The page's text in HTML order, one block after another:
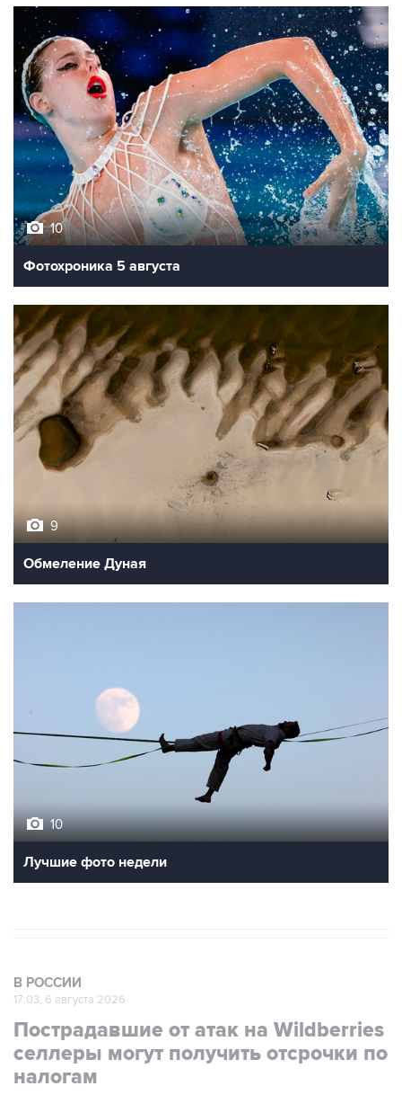
10
Фотохроника 5 августа
9
Обмеление Дуная
10
Лучшие фото недели
В РОССИИ
17:03, 6 августа 2026
Пострадавшие от атак на Wildberries
селлеры могут получить отсрочки по
налогам